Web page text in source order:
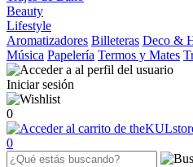
Beauty
Lifestyle
Aromatizadores Billeteras Deco &
Música Papelería Termos y Mates
Iniciar sesión
0
0